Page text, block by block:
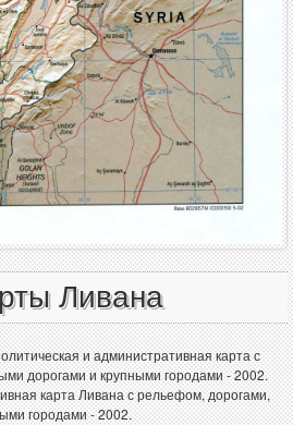
Ливана
и административная карта с
дорогами и крупными городами - 2002.
карта Ливана с рельефом, дорогами,
городами - 2002.